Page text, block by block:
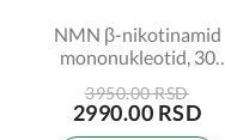
NMN β-nikotinamid
mononukleotid, 30
3950.00 RSD
2990.00 RSD